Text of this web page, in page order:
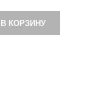
В КОРЗИНУ